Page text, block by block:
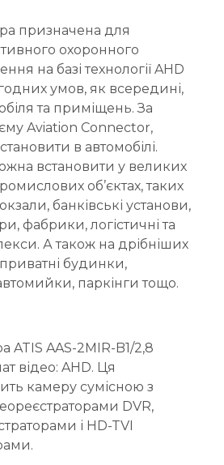
призначена для
охоронного
на базі технології AHD
умов, як всередині,
та приміщень. За
Aviation Connector,
в автомобілі.
встановити у великих
об’єктах, таких
банківські установи,
фабрики, логістичні та
А також на дрібніших
будинки,
паркінги тощо.
ATIS AAS-2MIR-B1/2,8
відео: AHD. Ця
камеру сумісною з
DVR,
і HD-TVI